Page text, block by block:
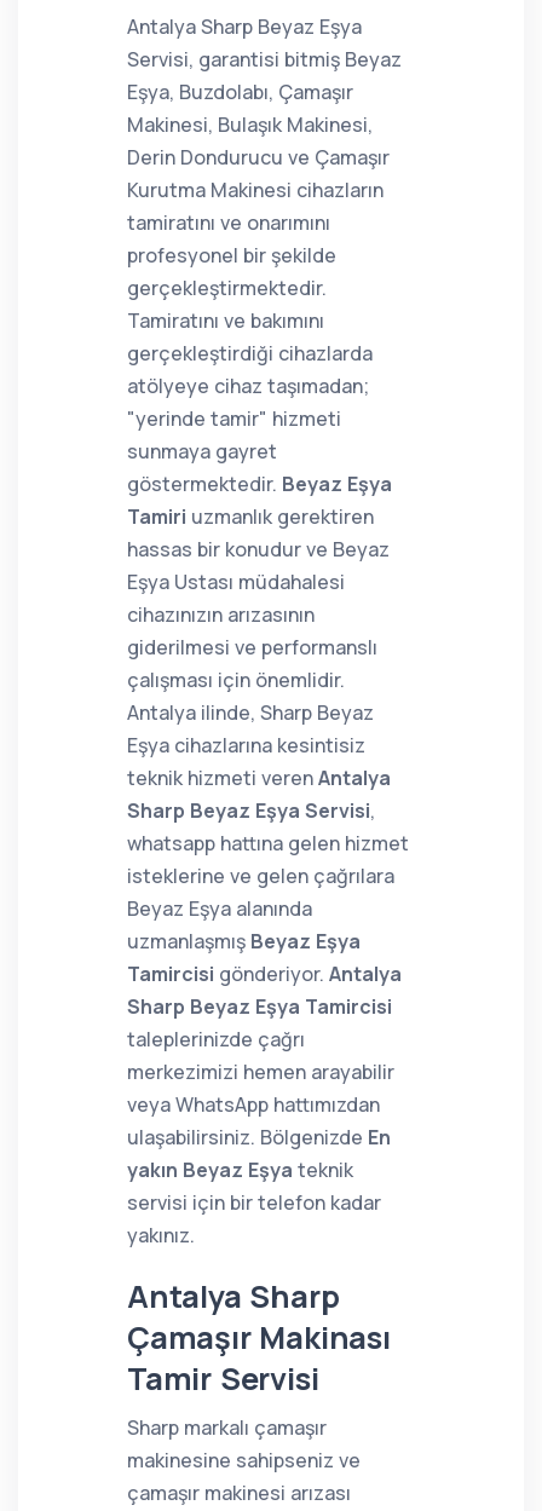
Antalya Sharp Beyaz Eşya
Servisi, garantisi bitmiş Beyaz
Eşya, Buzdolabı, Çamaşır
Makinesi, Bulaşık Makinesi,
Derin Dondurucu ve Çamaşır
Kurutma Makinesi cihazların
tamiratını ve onarımını
profesyonel bir şekilde
gerçekleştirmektedir.
Tamiratını ve bakımını
gerçekleştirdiği cihazlarda
atölyeye cihaz taşımadan;
"yerinde tamir" hizmeti
sunmaya gayret
göstermektedir. Beyaz Eşya
Tamiri uzmanlık gerektiren
hassas bir konudur ve Beyaz
Eşya Ustası müdahalesi
cihazınızın arızasının
giderilmesi ve performanslı
çalışması için önemlidir.
Antalya ilinde, Sharp Beyaz
Eşya cihazlarına kesintisiz
teknik hizmeti verenAntalya
Sharp Beyaz Eşya Servisi,
whatsapp hattına gelen hizmet
isteklerine ve gelen çağrılara
Beyaz Eşya alanında
uzmanlaşmış Beyaz Eşya
Tamircisi gönderiyor. Antalya
Sharp Beyaz Eşya Tamircisi
taleplerinizde çağrı
merkezimizi hemen arayabilir
veya WhatsApp hattımızdan
ulaşabilirsiniz. Bölgenizde En
yakın Beyaz Eşya teknik
servisi için bir telefon kadar
yakınız.
Antalya Sharp
Çamaşır Makinası
Tamir Servisi
Sharp markalı çamaşır
makinesine sahipseniz ve
çamaşır makinesi arızası